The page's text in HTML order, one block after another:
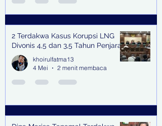
2 Terdakwa Kasus Korupsi LNG
Divonis 4,5 dan 3,5 Tahun Penjara
khoirulfatma13
4 Mei
2 menit membaca